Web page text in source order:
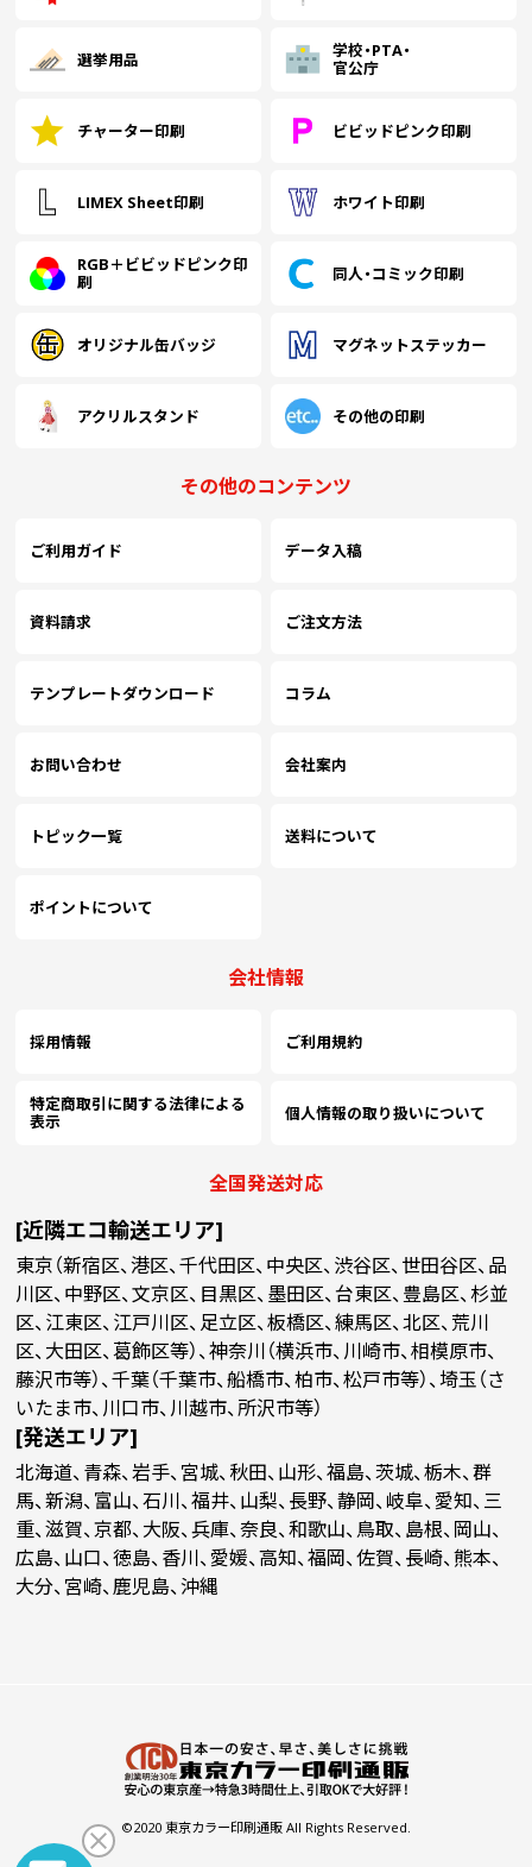
選挙用品
学校・PTA・
官公庁
チャーター印刷 ビビッドピンク印刷
LIMEX Sheet印刷 ホワイト印刷
RGB＋ビビッドピンク印
刷
同人・コミック印刷
オリジナル缶バッジ マグネットステッカー
アクリルスタンド その他の印刷
その他のコンテンツ
ご利用ガイド データ入稿
資料請求 ご注文方法
テンプレートダウンロード コラム
お問い合わせ 会社案内
トピック一覧 送料について
ポイントについて
会社情報
採用情報 ご利用規約
特定商取引に関する法律による
表示
個人情報の取り扱いについて
全国発送対応
[近隣エコ輸送エリア]
東京（新宿区、港区、千代田区、中央区、渋谷区、世田谷区、品
川区、中野区、文京区、目黒区、墨田区、台東区、豊島区、杉並
区、江東区、江戸川区、足立区、板橋区、練馬区、北区、荒川
区、大田区、葛飾区等）、神奈川（横浜市、川崎市、相模原市、
藤沢市等）、千葉（千葉市、船橋市、柏市、松戸市等）、埼玉（さ
いたま市、川口市、川越市、所沢市等）
[発送エリア]
北海道、青森、岩手、宮城、秋田、山形、福島、茨城、栃木、群
馬、新潟、富山、石川、福井、山梨、長野、静岡、岐阜、愛知、三
重、滋賀、京都、大阪、兵庫、奈良、和歌山、鳥取、島根、岡山、
広島、山口、徳島、香川、愛媛、高知、福岡、佐賀、長崎、熊本、
大分、宮崎、鹿児島、沖縄
©2020 東京カラー印刷通販 All Rights Reserved.